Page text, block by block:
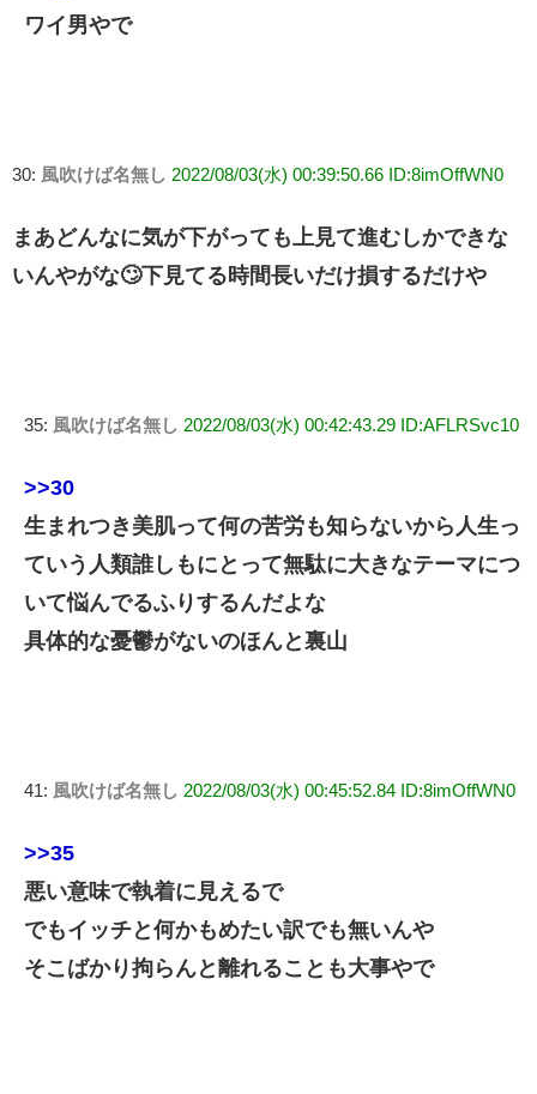
ワイ男やで
30: 風吹けば名無し 2022/08/03(水) 00:39:50.66 ID:8imOffWN0
まあどんなに気が下がっても上見て進むしかできな
いんやがな🙄下見てる時間長いだけ損するだけや
35: 風吹けば名無し 2022/08/03(水) 00:42:43.29 ID:AFLRSvc10
>>30
生まれつき美肌って何の苦労も知らないから人生っ
ていう人類誰しもにとって無駄に大きなテーマにつ
いて悩んでるふりするんだよな
具体的な憂鬱がないのほんと裏山
41: 風吹けば名無し 2022/08/03(水) 00:45:52.84 ID:8imOffWN0
>>35
悪い意味で執着に見えるで
でもイッチと何かもめたい訳でも無いんや
そこばかり拘らんと離れることも大事やで